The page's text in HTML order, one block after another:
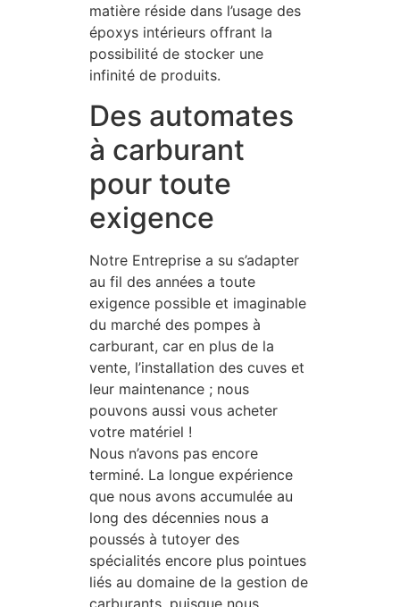
matière réside dans l’usage des
époxys intérieurs offrant la
possibilité de stocker une
infinité de produits.
Des automates
à carburant
pour toute
exigence
Notre Entreprise a su s’adapter
au fil des années a toute
exigence possible et imaginable
du marché des pompes à
carburant, car en plus de la
vente, l’installation des cuves et
leur maintenance ; nous
pouvons aussi vous acheter
votre matériel !
Nous n’avons pas encore
terminé. La longue expérience
que nous avons accumulée au
long des décennies nous a
poussés à tutoyer des
spécialités encore plus pointues
liés au domaine de la gestion de
carburants, puisque nous